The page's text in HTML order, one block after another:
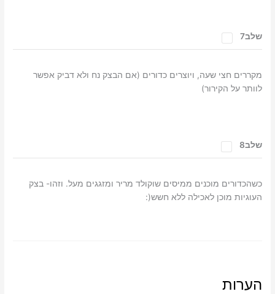
שלב7
מקררים חצי שעה, ויוצרים כדורים (אם הבצק נח ולא דביק אפשר
לוותר על הקירור)
שלב8
כשהכדורים מוכנים ממיסים שוקולד מריר ומזגגים מעל. וזהו- בצק
העוגיות מוכן לאכילה ללא חשש(:
הערות